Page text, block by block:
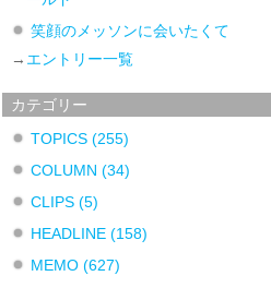
笑顔のメッソンに会いたくて
→ エントリー一覧
カテゴリー
TOPICS(255)
COLUMN(34)
CLIPS(5)
HEADLINE(158)
MEMO(627)